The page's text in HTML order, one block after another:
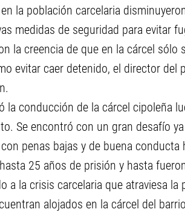
la población carcelaria
medidas de seguridad para evitar
la creencia de que en la cárcel sólo
evitar caer detenido, el director
la conducción de la cárcel cipoleña
Se encontró con un gran desafío
penas bajas y de buena
25 años de prisión y hasta
a la crisis carcelaria que atraviesa
alojados en la cárcel del